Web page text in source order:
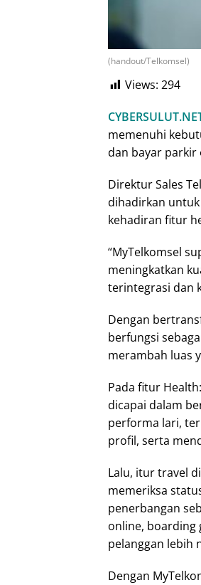
(handout/Telkomsel)
Views: 294
memenuhi
dan bayar parkir
Direktur Sales
dihadirkan
kehadiran fitur
“MyTelkomsel
meningkatkan
terintegrasi dan
Dengan
berfungsi
merambah luas
Pada fitur
dicapai dalam
performa lari,
profil, serta
Lalu, itur travel
memeriksa
penerbangan
online, boarding
pelanggan lebih
Dengan